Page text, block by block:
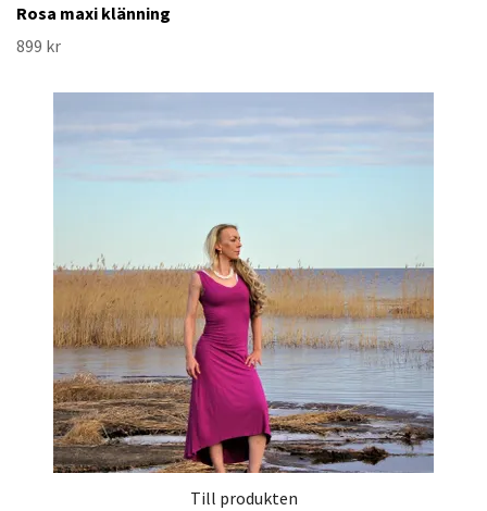
Rosa maxi klänning
899 kr
Till produkten